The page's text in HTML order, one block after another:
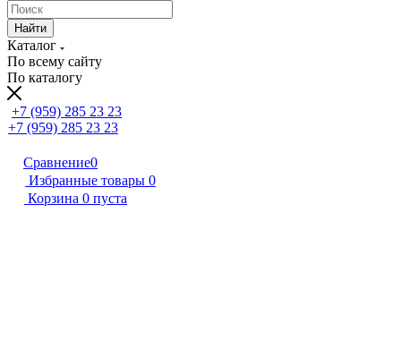
Найти
Каталог
По всему сайту
По каталогу
+7 (959) 285 23 23
+7 (959) 285 23 23
Сравнение0
Избранные товары 0
Корзина 0 пуста